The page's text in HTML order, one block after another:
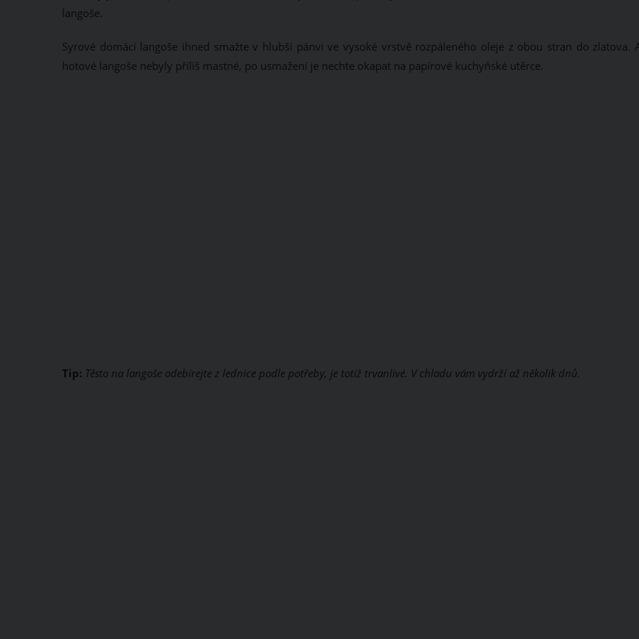
langoše.
Syrové domácí langoše ihned smažte v hlubší pánvi ve vysoké vrstvě rozpáleného oleje z obou stran do zlatova.
hotové langoše nebyly příliš mastné, po usmažení je nechte okapat na papírové kuchyňské utěrce.
Tip: Těsto na langoše odebírejte z lednice podle potřeby, je totiž trvanlivé. V chladu vám vydrží až několik dnů.